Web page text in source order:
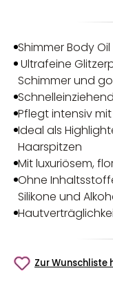
Shimmer Body
Ultrafeine
Schimmer und
Pflegt intensiv
Ideal als
Haarspitzen
Mit luxuriösem,
Ohne
Silikone und
Zur Wunschliste